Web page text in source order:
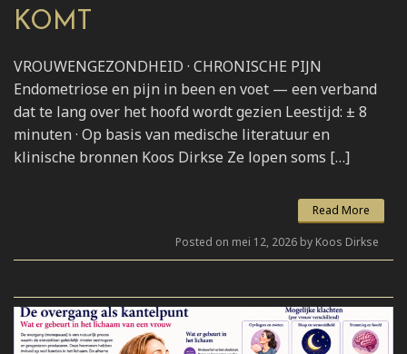
KOMT
VROUWENGEZONDHEID · CHRONISCHE PIJN
Endometriose en pijn in been en voet — een verband
dat te lang over het hoofd wordt gezien Leestijd: ± 8
minuten · Op basis van medische literatuur en
klinische bronnen Koos Dirkse Ze lopen soms […]
Read More
Posted on mei 12, 2026 by Koos Dirkse